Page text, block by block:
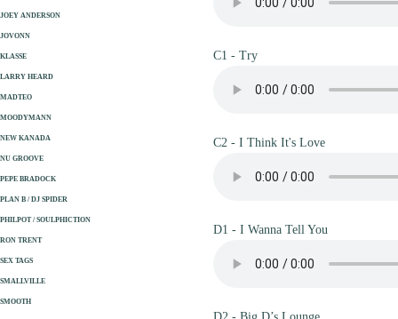
C1 - Try
C2 - I Think It's Love
D1 - I Wanna Tell You
JOEY ANDERSON
JOVONN
KLASSE
LARRY HEARD
MADTEO
MOODYMANN
NEW KANADA
NU GROOVE
PEPE BRADOCK
PLAN B / DJ SPIDER
PHILPOT / SOULPHICTION
RON TRENT
SEX TAGS
SMALLVILLE
SMOOTH